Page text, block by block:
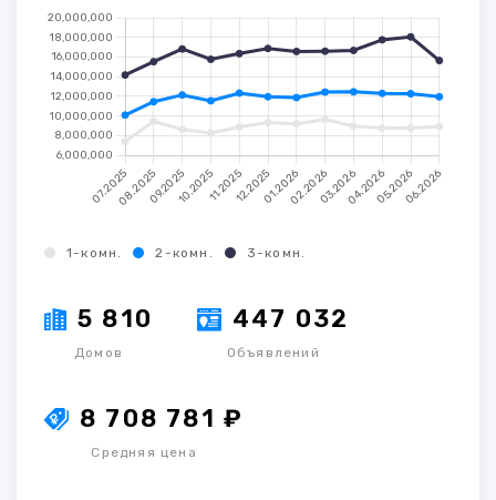
1-комн. 2-комн. 3-комн.
5 810
Домов
447 032
Объявлений
8 708 781 ₽
Средняя цена